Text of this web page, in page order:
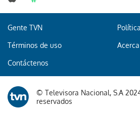
Gente TVN
Términos de uso
Contáctenos
© Televisora Nacional, S.A
reservados